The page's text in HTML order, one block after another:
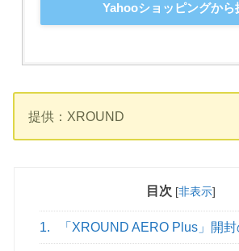
Yahooショッピングから
提供：XROUND
目次 [非表示]
1. 「XROUND AERO Plus」開